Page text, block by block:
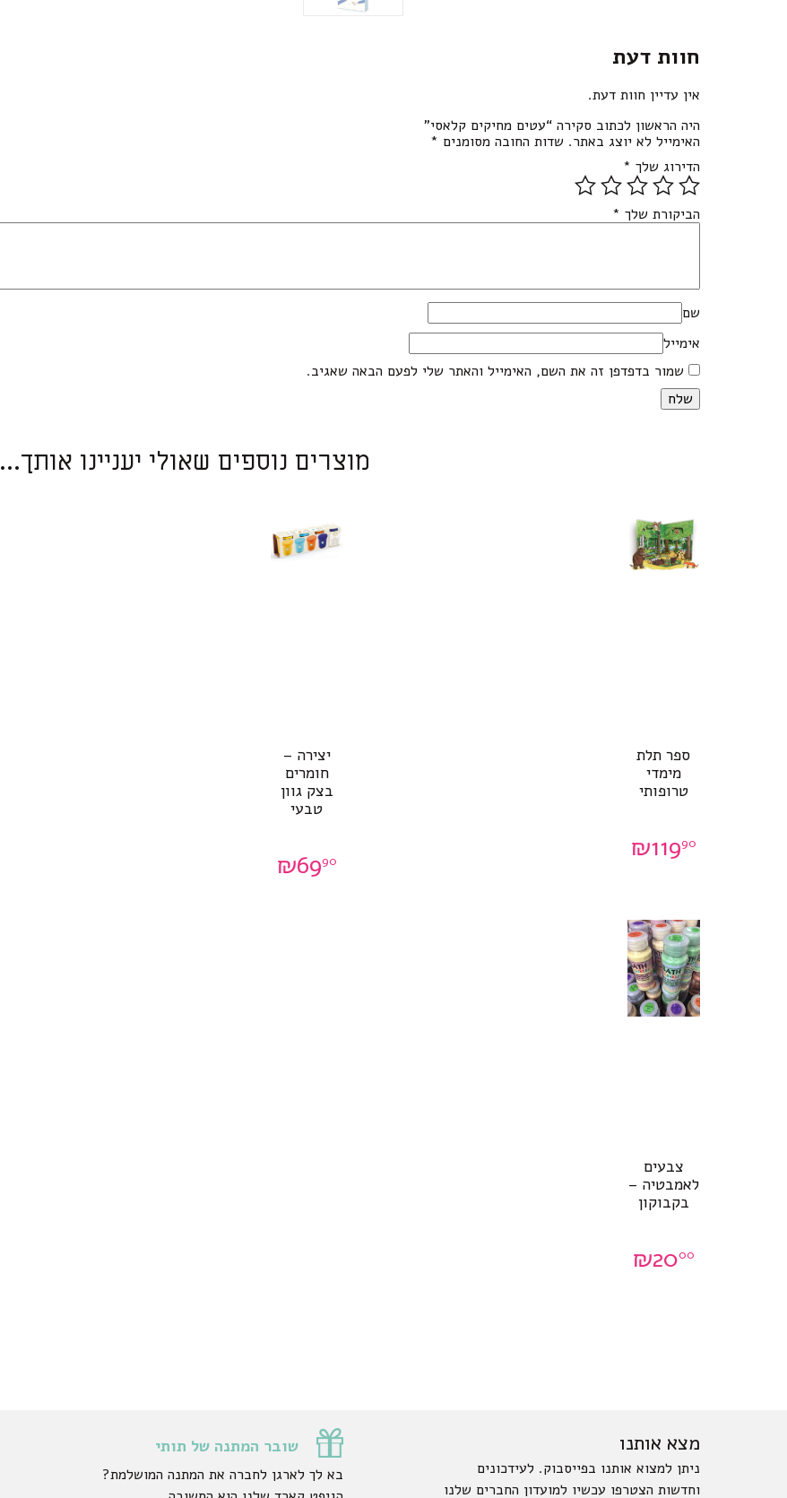
חוות דעת
אין עדיין חוות דעת.
היה הראשון לכתוב סקירה “עטים מחיקים קלאסי”
האימייל לא יוצג באתר. שדות החובה מסומנים *
הדירוג שלך *
הביקורת שלך *
שם
אימייל
שמור בדפדפן זה את השם, האימייל והאתר שלי לפעם הבאה שאגיב.
מוצרים נוספים שאולי יעניינו אותך...
ספר תלת
מימדי
טרופותי
₪11990
יצירה –
חומרים
בצק גוון
טבעי
₪6990
צבעים
לאמבטיה –
בקבוקון
₪2000
מצא אותנו
ניתן למצוא אותנו בפייסבוק. לעידכונים
וחדשות הצטרפו עכשיו למועדון החברים שלנו
שובר המתנה של תותי
בא לך לארגן לחברה את המתנה המושלמת?